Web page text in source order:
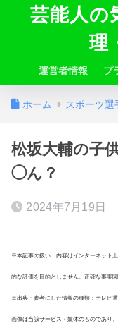
芸能人の
理
運営者情報 プ
ホーム スポーツ選
松坂大輔の子
◯ん？
2024年7月19日
※本記事の扱い：内容はインターネット
的な評価を目的としません。正確な事実
※出典・参考にした情報の種類：テレビ
画像は当該サービス・媒体のものであり